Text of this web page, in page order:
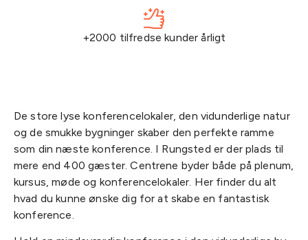
+2000 tilfredse kunder årligt
De store lyse konferencelokaler, den vidunderlige natur
og de smukke bygninger skaber den perfekte ramme
som din næste konference. I Rungsted er der plads til
mere end 400 gæster. Centrene byder både på plenum,
kursus, møde og konferencelokaler. Her finder du alt
hvad du kunne ønske dig for at skabe en fantastisk
konference.